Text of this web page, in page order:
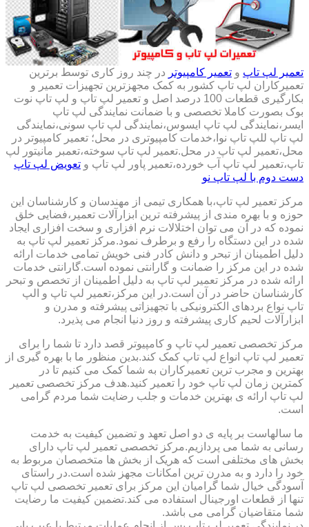
تعمیر لپ تاپ و تعمیر کامپیوتر در چند روز کاری توسط برترین
تعمیرکاران لپ تاپ کشور به کمک مجهزترین تجهیزات تعمیر و
بکارگیری قطعات 100 درصد اصل و تعمیر لپ تاپ و لپ تاپ نوت
بوک بصورت کاملا تخصصی و با ضمانت نمایندگی لپ تاپ
ایسر،نمایندگی لپ تاپ ایسوس،نمایندگی لپ تاپ سونی،نمایندگی
لپ تاپ للپ تاپ نوا،خدمات کامپیوتری در محل؛ تعمیر کامپیوتر در
محل،تعمیر لپ تاپ در محل.تعمیر لپ تاپ سوخته،تعمبر مانیتور لپ
تاپ،تعمیر لپ تاپ آب خورده،تعمیر پاور لپ تاپ و تعویض لپ تاپ
دست دوم با لپ تاپ نو
مرکز تعمیر لپ تاپ،با همکاری تیمی از مهندسان و کارشناسان این
حوزه و با بهره مندی از پیشرفته ترین ابزارآلات تعمیر،فضایی خلق
نموده که در آن می توان اختلالات نرم افزاری و سخت افزاری ایجاد
شده در این دستگاه را رفع و برطرف نمود.مرکز تعمیر لپ تاپ به
دلیل اطمینان از تبحر و دانش کادر فنی خویش تمامی خدمات ارائه
شده در این مرکز را ضمانت و گارانتی نموده است.گارانتی خدمات
ارائه شده در مرکز تعمیر لپ تاپ به دلیل اطمینان از تخصص و تبحر
کارشناسان حاضر در آن است.در این مرکز،تعمیر لپ تاپ و الپ
تاپ نواع بردهای الکترونیکی با تجهیزاتی پیشرفته و مدرن و
ابزارآلات لحیم کاری پیشرفته و روز دنیا انجام می پذیرد.
مرکز تخصصی تعمیر لپ تاپ و کامپیوتر قصد دارد تا شما را برای
تعمیر لپ تاپ انواع لپ تاپ کمک کند.بدین منظور ما با بهره گیری از
بهترین و مجرب ترین تعمیرکاران به شما کمک می کنیم تا در
کمترین زمان لپ تاپ خود را تعمیر کنید.هدف مرکز تخصصی تعمیر
لپ تاپ ارائه ی بهترین خدمات و جلب رضایت شما مردم گرامی
است.
ما سالهاست بر پایه ی دو اصل تعهد و تضمین کیفیت به خدمت
رسانی به شما می پردازیم.مرکز تخصصی تعمیر لپ تاپ دارای
بخش های مختلفی است که هریک از بخش ها متخصصان مربوط به
خود را دارد و به مدرن ترین امکانات مجهز شده است.در راستای
آسودگی خیال شما گرامیان این مرکز برای تعمیر تخصصی لپ تاپ
تنها از قطعات اورجینال استفاده می کند.تضمین کیفیت ما رضایت
شما متقاضیان گرامی می باشد.